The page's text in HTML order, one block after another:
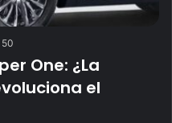
50
One: ¿La
el